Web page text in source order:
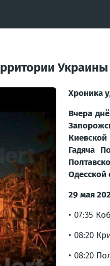
Хроника
Вчера
Гадяча
Одесской
29 мая
• 07:35
• 08:20
• 08:20